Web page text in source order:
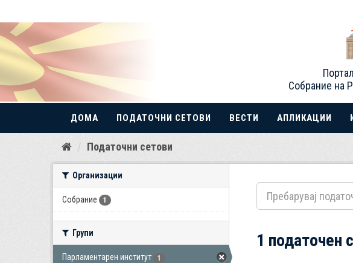
Прескокнете
Собрание на
ДОМА ПОДАТОЧНИ СЕТОВИ ВЕСТИ АПЛИКАЦИИ
Податочни сетови
Организации
Собрание 1
Групи
Парламентарен институт 1
1 податочен